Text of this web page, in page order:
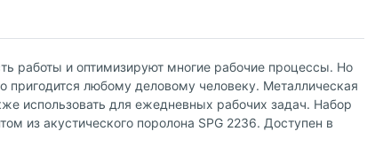
работы и оптимизируют многие рабочие процессы. Но
любому деловому человеку. Металлическая
использовать для ежедневных рабочих задач. Набор
из акустического поролона SPG 2236. Доступен в